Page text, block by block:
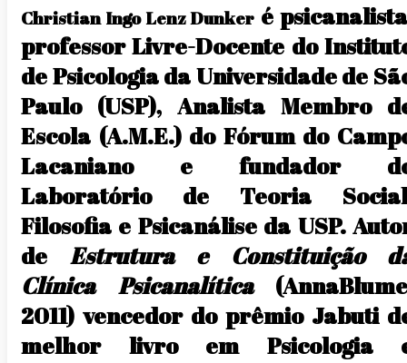
Christian Ingo Lenz Dunker é
professor Livre-Docente do
de Psicologia da Universidade de
Paulo (USP), Analista Membro
Escola (A.M.E.) do Fórum do
Lacaniano e fundador
Laboratório de Teoria
Filosofia e Psicanálise da USP.
de Estrutura e Constituição
Clínica Psicanalítica
2011) vencedor do prêmio Jabuti
melhor livro em Psicologia